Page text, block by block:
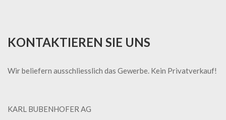
KONTAKTIEREN SIE UNS
Wir beliefern ausschliesslich das Gewerbe. Kein Privatverkauf!
KARL BUBENHOFER AG